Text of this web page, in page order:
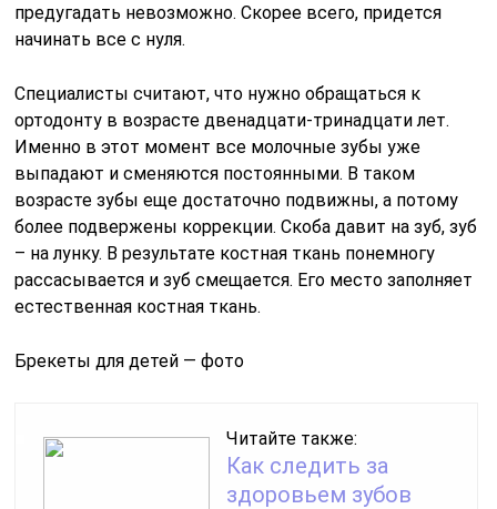
предугадать невозможно. Скорее всего, придется
начинать все с нуля.
Специалисты считают, что нужно обращаться к
ортодонту в возрасте двенадцати-тринадцати лет.
Именно в этот момент все молочные зубы уже
выпадают и сменяются постоянными. В таком
возрасте зубы еще достаточно подвижны, а потому
более подвержены коррекции. Скоба давит на зуб, зуб
– на лунку. В результате костная ткань понемногу
рассасывается и зуб смещается. Его место заполняет
естественная костная ткань.
Брекеты для детей — фото
Читайте также:
Как следить за
здоровьем зубов